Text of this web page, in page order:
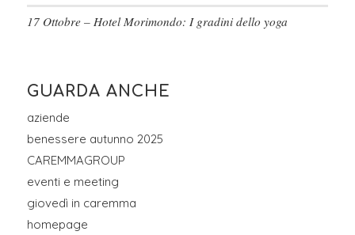
17 Ottobre – Hotel Morimondo: I gradini dello yoga
GUARDA ANCHE
aziende
benessere autunno 2025
CAREMMAGROUP
eventi e meeting
giovedì in caremma
homepage